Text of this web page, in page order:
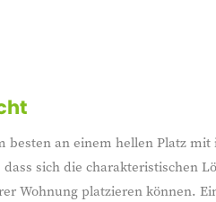
besten an einem hellen Platz
sich die charakteristischen
Wohnung platzieren können.